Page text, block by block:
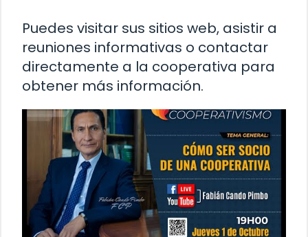
Puedes visitar sus sitios web, asistir a
reuniones informativas o contactar
directamente a la cooperativa para
obtener más información.